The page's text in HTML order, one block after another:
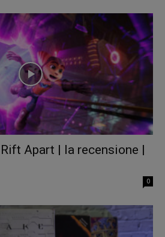
Apart | la recensione |
0